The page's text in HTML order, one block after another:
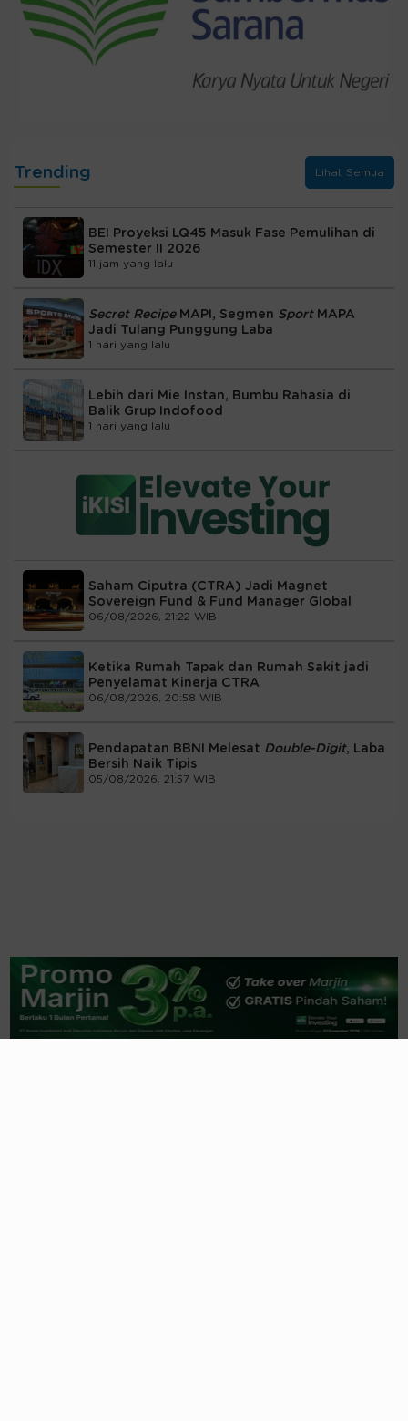
Trending Lihat Semua
BEI Proyeksi LQ45 Masuk Fase Pemulihan di
Semester II 2026
11 jam yang lalu
Secret RecipeMAPI, Segmen Sport MAPA
Jadi Tulang Punggung Laba
1 hari yang lalu
Lebih dari Mie Instan, Bumbu Rahasia di
Balik Grup Indofood
1 hari yang lalu
Saham Ciputra (CTRA) Jadi Magnet
Sovereign Fund & Fund Manager Global
06/08/2026, 21:22 WIB
Ketika Rumah Tapak dan Rumah Sakit jadi
Penyelamat Kinerja CTRA
06/08/2026, 20:58 WIB
Pendapatan BBNI Melesat Double-Digit, Laba
Bersih Naik Tipis
05/08/2026, 21:57 WIB